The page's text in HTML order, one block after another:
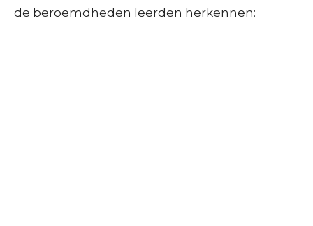
de beroemdheden leerden herkennen: